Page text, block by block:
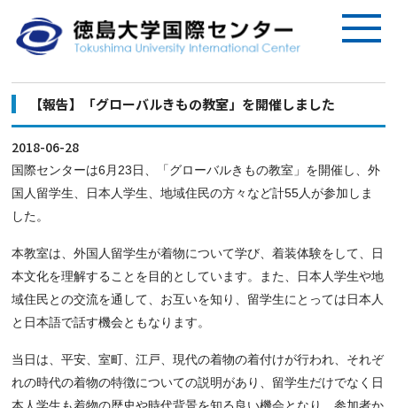
【報告】「グローバルきもの教室」を開催しました
2018-06-28
国際センターは6月23日、「グローバルきもの教室」を開催し、外
国人留学生、日本人学生、地域住民の方々など計55人が参加しま
した。
本教室は、外国人留学生が着物について学び、着装体験をして、日
本文化を理解することを目的としています。また、日本人学生や地
域住民との交流を通して、お互いを知り、留学生にとっては日本人
と日本語で話す機会ともなります。
当日は、平安、室町、江戸、現代の着物の着付けが行われ、それぞ
れの時代の着物の特徴についての説明があり、留学生だけでなく日